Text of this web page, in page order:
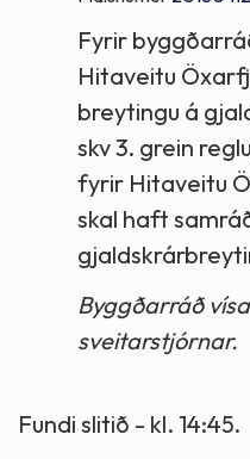
Fyrir
Hitaveitu
breytingu á
skv 3. grein
fyrir Hitaveitu
skal haft
Byggðarráð
sveitarstjórnar.
Fundi slitið - kl. 14:45.